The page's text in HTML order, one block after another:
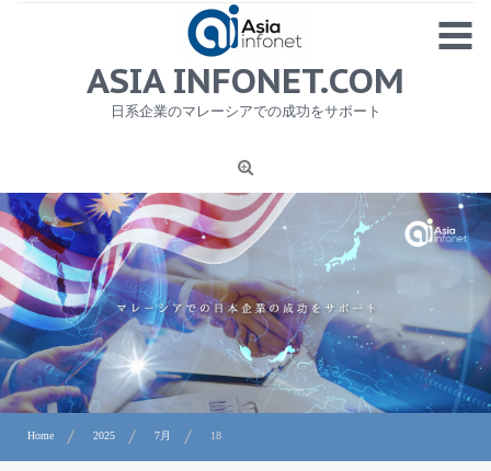
MENU
1
ニュース
労務サービス
プライバシーポリシー及び著作権について
お問合せ
ASIA INFONET.COM
日系企業のマレーシアでの成功をサポート
Home 2025 7月 18